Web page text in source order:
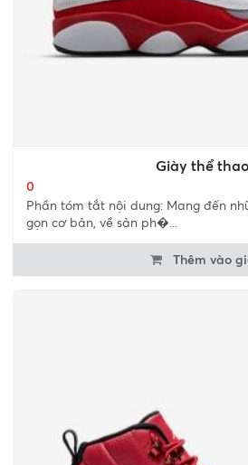
Giày thể thao
0
Phần tóm tắt nội dung: Mang đến
gọn cơ bản, về sản ph�...
Thêm vào